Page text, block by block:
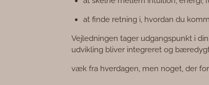
at finde retning i, hvordan du
Vejledningen tager udgangspunkt i
udvikling bliver integreret og
væk fra hverdagen, men noget, der